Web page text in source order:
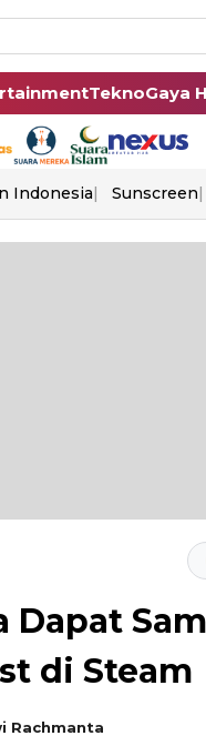
TeknoGaya
Indonesia Sunscreen
Dapat
di Steam
Rachmanta